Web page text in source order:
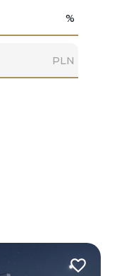
%
PLN
Dodaj do